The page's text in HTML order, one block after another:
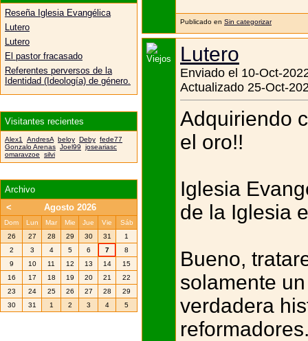
Publicado en Sin categorizar
Lutero
Enviado el 10-Oct-
Actualizado 25-Oct-
Adquiriendo
el oro!!
Iglesia
de la Iglesia
Bueno,
solamente
verdadera
Reseña Iglesia Evangélica
Lutero
Lutero
El pastor fracasado
Referentes perversos de la
Identidad (Ideología) de género.
Visitantes recientes
Alex1 AndresA beloy Deby fede77
Gonzalo Arenas Joel99
joseariasc
omaravzoe
silvi
Archivo
<
Agosto 2026
Dom Lun Mar Mie Jue Vie
Sáb
26
27 28 29 30 31
1
2
3 4 5 6 7
8
9
10 11 12 13 14
15
16
17 18 19 20 21
22
23
24 25 26 27 28
29
30
31 1 2 3 4 5